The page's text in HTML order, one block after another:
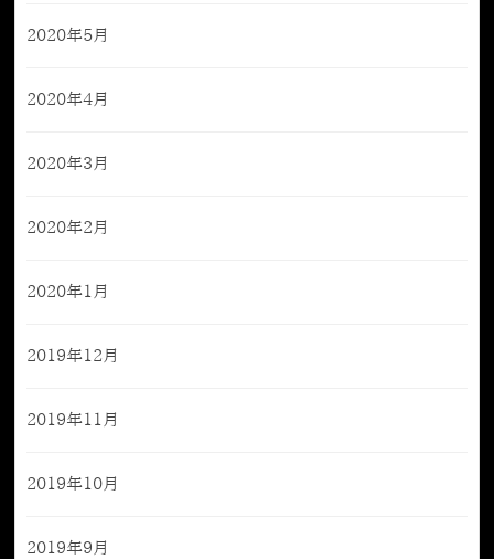
2020年5月
2020年4月
2020年3月
2020年2月
2020年1月
2019年12月
2019年11月
2019年10月
2019年9月